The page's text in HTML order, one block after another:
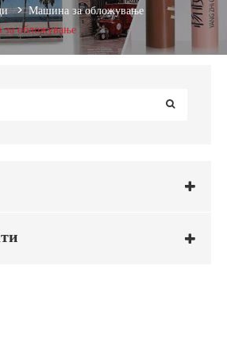
Машина за обложување
обложување